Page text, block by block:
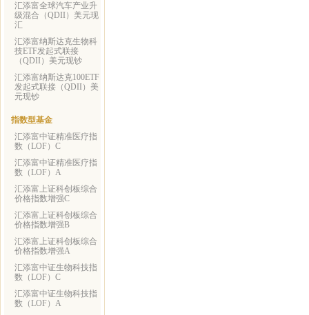
汇添富全球汽车产业升
级混合（QDII）美元现
汇
汇添富纳斯达克生物科
技ETF发起式联接
（QDII）美元现钞
汇添富纳斯达克100ETF
发起式联接（QDII）美
元现钞
指数型基金
汇添富中证精准医疗指
数（LOF）C
汇添富中证精准医疗指
数（LOF）A
汇添富上证科创板综合
价格指数增强C
汇添富上证科创板综合
价格指数增强B
汇添富上证科创板综合
价格指数增强A
汇添富中证生物科技指
数（LOF）C
汇添富中证生物科技指
数（LOF）A